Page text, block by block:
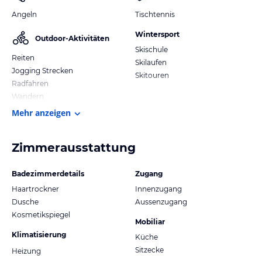
Angeln
Outdoor-Aktivitäten
Reiten
Jogging Strecken
Radfahren
Wandern
Tischtennis
Wintersport
Skischule
Skilaufen
Skitouren
Mehr anzeigen
Zimmerausstattung
Badezimmerdetails
Haartrockner
Dusche
Kosmetikspiegel
Klimatisierung
Heizung
Zugang
Innenzugang
Aussenzugang
Mobiliar
Küche
Sitzecke